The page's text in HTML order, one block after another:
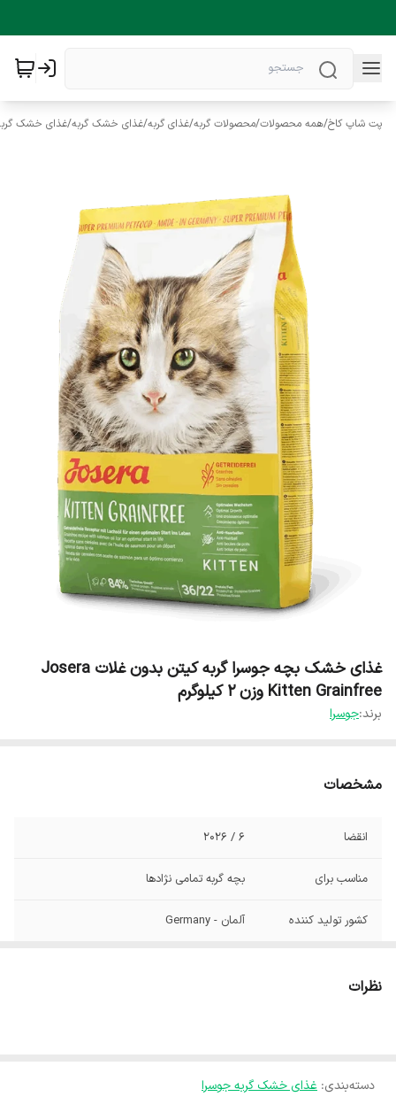
پت شاپ کاخ/همه محصولات/محصولات گربه/غذای گربه/غذای خشک گربه/غذای خشک
غذای خشک بچه جوسرا گربه کیتن بدون غلات Josera
Kitten Grainfree وزن 2 کیلوگرم
برند:جوسرا
مشخصات
انقضا 6 / 2026
مناسب برای بچه گربه تمامی نژادها
کشور تولید کننده آلمان - Germany
نظرات
دسته‌بندی: غذای خشک گربه جوسرا